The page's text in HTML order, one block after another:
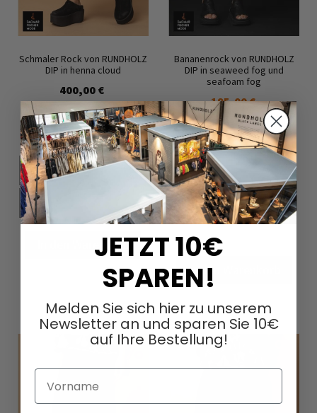
Schmaler Rock von RUNDHOLZ
DIP in henna cloud
400,00 €
XS S M L
XL
In den Warenkorb
Bananenrock von RUNDHOLZ
DIP in seaweed fog und
seafoam fog
195,00 €
390,00 €
S M L
XL
In den Warenkorb
JETZT 10€
SPAREN!
Melden Sie sich hier zu unserem
Newsletter an und sparen Sie 10€
auf Ihre Bestellung!
Vorname